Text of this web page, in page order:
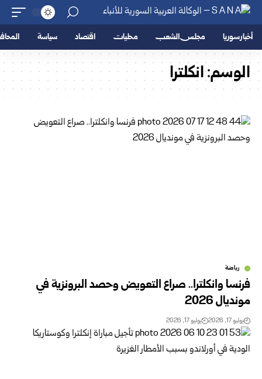
أخبار سوريا مجلس الشعب محليات اقتصاد سياسة
الوسم:انكلترا
رياضة
فرنسا وانكلترا.. صراع التعويض وحصد البرونزية في
مونديال 2026
يوليو 17, 2026 يوليو 17, 2026